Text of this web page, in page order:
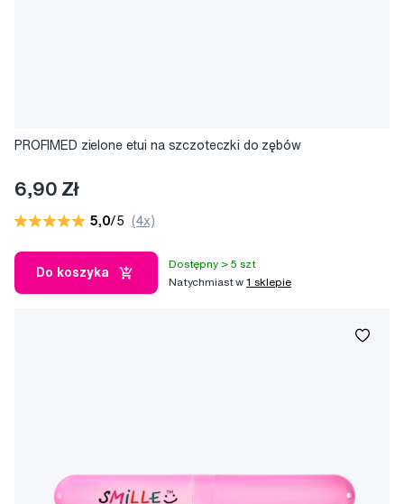
PROFIMED zielone etui na szczoteczki do zębów
6,90 Zł
5,0/5 (4x)
Do koszyka
Dostępny > 5 szt
Natychmiast w1 sklepie